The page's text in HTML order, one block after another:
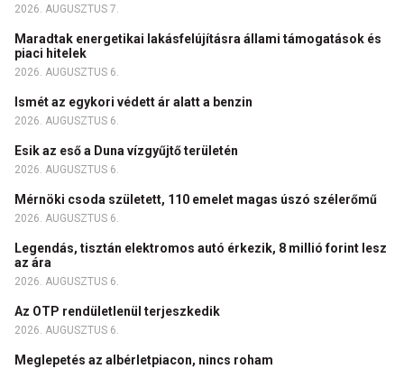
2026. AUGUSZTUS 7.
Maradtak energetikai lakásfelújításra állami támogatások és
piaci hitelek
2026. AUGUSZTUS 6.
Ismét az egykori védett ár alatt a benzin
2026. AUGUSZTUS 6.
Esik az eső a Duna vízgyűjtő területén
2026. AUGUSZTUS 6.
Mérnöki csoda született, 110 emelet magas úszó szélerőmű
2026. AUGUSZTUS 6.
Legendás, tisztán elektromos autó érkezik, 8 millió forint lesz
az ára
2026. AUGUSZTUS 6.
Az OTP rendületlenül terjeszkedik
2026. AUGUSZTUS 6.
Meglepetés az albérletpiacon, nincs roham